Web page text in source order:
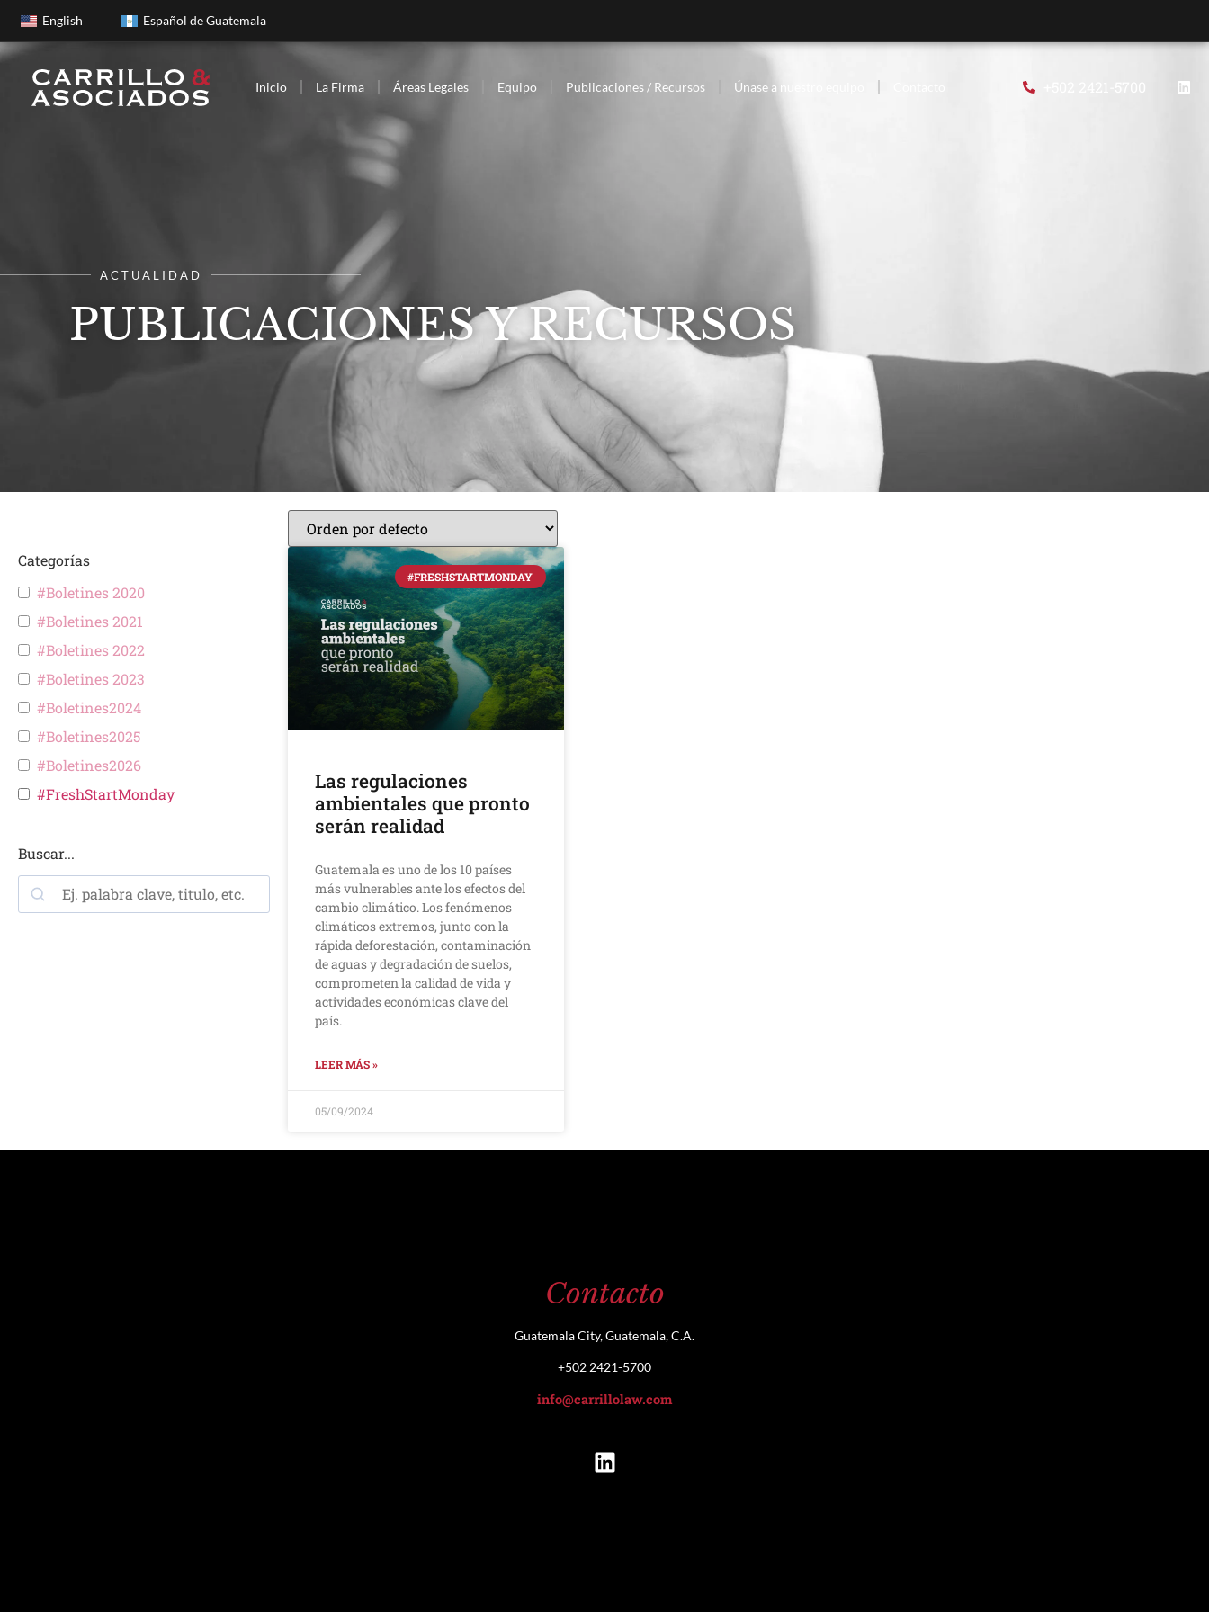
English Español de Guatemala
Inicio La Firma Áreas Legales Equipo Publicaciones / Recursos Únase a nuestro equipo
ACTUALIDAD
PUBLICACIONES Y RECURSOS
Categorías
#Boletines 2020
#Boletines 2021
#Boletines 2022
#Boletines 2023
#Boletines2024
#Boletines2025
#Boletines2026
#FreshStartMonday
Buscar...
#FRESHSTARTMONDAY
Las regulaciones
ambientales que pronto
serán realidad
Guatemala es uno de los 10 países
más vulnerables ante los efectos del
cambio climático. Los fenómenos
climáticos extremos, junto con la
rápida deforestación, contaminación
de aguas y degradación de suelos,
comprometen la calidad de vida y
actividades económicas clave del
país.
LEER MÁS »
05/09/2024
Contacto
Guatemala City, Guatemala, C.A.
+502 2421-5700
info@carrillolaw.com